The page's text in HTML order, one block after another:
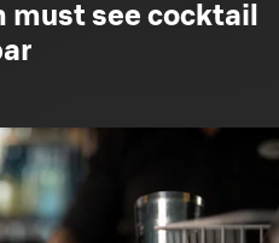
must see cocktail